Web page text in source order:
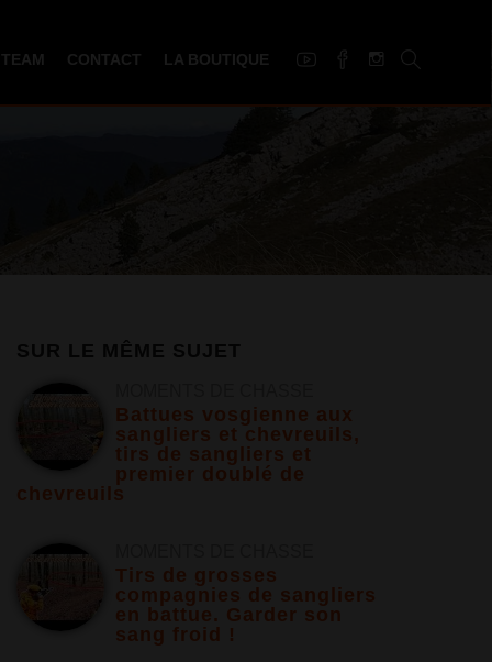
CONTACT LA BOUTIQUE
Battues vosgienne aux
sangliers et chevreuils,
tirs de sangliers et
premier doublé de
chevreuils
Tirs de grosses
compagnies de sangliers
en battue. Garder son
sang froid !